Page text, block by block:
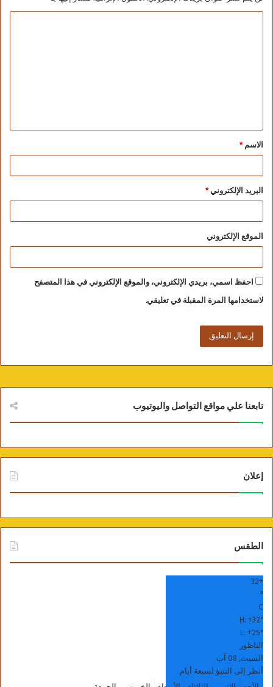
الاسم*
البريد الإلكتروني*
الموقع الإلكتروني
احفظ اسمي، بريدي الإلكتروني، والموقع الإلكتروني في هذا المتصفح
لاستخدامها المرة المقبلة في تعليقي.
تابعنا علي مواقع التواصل واليوتيوب
إعلان
الطقس
+
32
°
C
H:+32°
L:+25°
الناظور
السبت, 08 آب
أنظر إلى التنبؤ لسبعة أيام